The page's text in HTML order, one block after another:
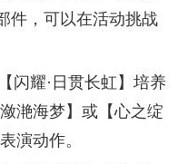
件，可以在活动挑战
耀·日贯长虹】培养
滟海梦】或【心之绽
演动作。